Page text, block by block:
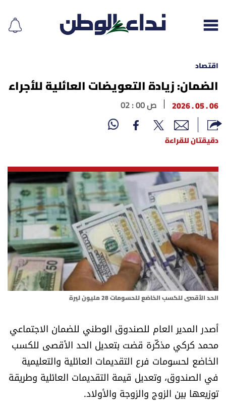
إقرأ الجريدة
لبنان
نداء اليوم
محليات
أسرار
متفرقات
نداء القرّاء
كتّابنا
تحت المجهر
اقتصاد
الضمان: زيادة التعويضات العائلية للأجراء
06 . 05 . 2026 02 : 00 ص
دقيقتان للقراءة
الحد الأقصى للكسب الخاضع للحسومات 28 مليون ليرة
أصدر المدير العام للصندوق الوطني للضمان الاجتماعي
محمد كركي مذكّرة قضت بتعديل الحد الأقصى للكسب
الخاضع لحسومات فرع التقديمات العائلية والتعليمية
في الصندوق، وتعديل قيمة التقديمات العائلية وطريقة
توزيعها بين الزوج والزوجة والأولاد.